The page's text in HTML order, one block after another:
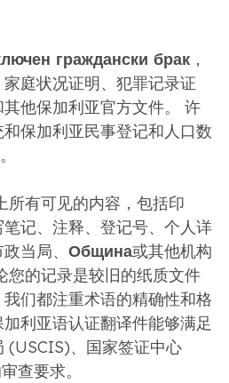
граждански брак，
庭状况证明、犯罪记录证
他保加利亚官方文件。 许
保加利亚民事登记和人口数
有可见的内容，包括印
记、注释、登记号、个人详
当局、 Община或其他机构
您的记录是较旧的纸质文件
们都注重术语的精确性和格
利亚语认证翻译件能够满足
(USCIS)、国家签证中心
查要求。